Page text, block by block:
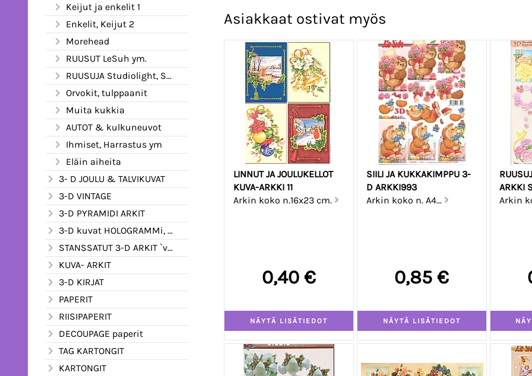
Keijut ja enkelit 1
Enkelit, Keijut 2
Morehead
RUUSUT LeSuh ym.
RUUSUJA Studiolight, Stenboden
Orvokit, tulppaanit
Muita kukkia
AUTOT & kulkuneuvot
Ihmiset, Harrastus ym
Eläin aiheita
3- D JOULU & TALVIKUVAT
3-D VINTAGE
3-D PYRAMIDI ARKIT
3-D kuvat HOLOGRAMMi, kimalle ym.
STANSSATUT 3-D ARKIT `valmiiksi leikatut
KUVA- ARKIT
3-D KIRJAT
PAPERIT
RIISIPAPERIT
DECOUPAGE paperit
TAG KARTONGIT
KARTONGIT
Asiakkaat ostivat myös
LINNUT JA JOULUKELLOT
KUVA-ARKKI 11
Arkin koko n.16x23 cm.
0,40 €
SIILI JA KUKKAKIMPPU 3-
D ARKKI993
Arkin koko n. A4...
0,85 €
ARKKI
Arkin